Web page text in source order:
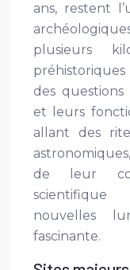
ans, restent
plusieurs
des
et leurs
allant des
de leur
nouvelles
fascinante.